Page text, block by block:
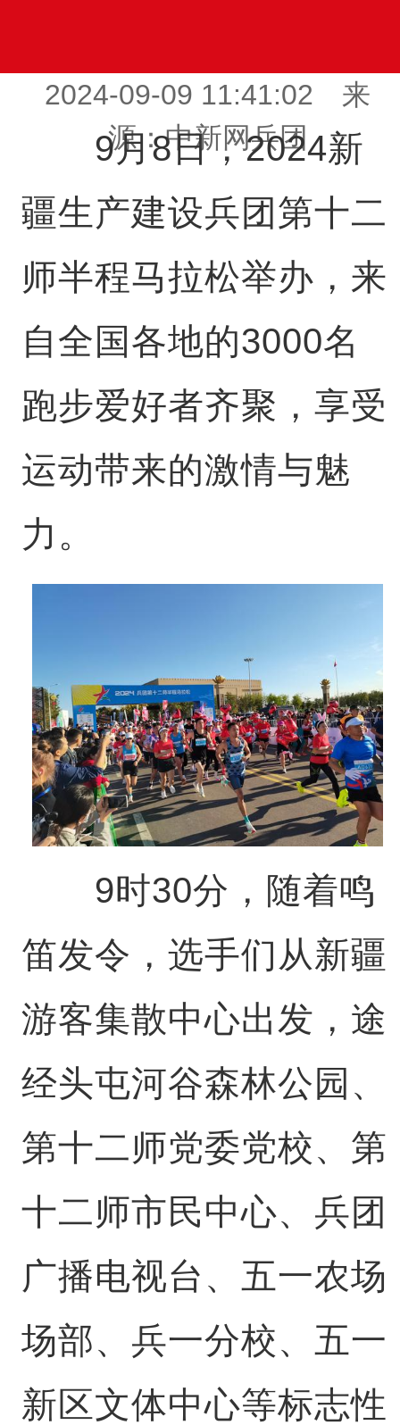
2024-09-09 11:41:02 来
源：中新网兵团
9月8日，2024新
疆生产建设兵团第十二
师半程马拉松举办，来
自全国各地的3000名
跑步爱好者齐聚，享受
运动带来的激情与魅
力。
9时30分，随着鸣
笛发令，选手们从新疆
游客集散中心出发，途
经头屯河谷森林公园、
第十二师党委党校、第
十二师市民中心、兵团
广播电视台、五一农场
场部、兵一分校、五一
新区文体中心等标志性